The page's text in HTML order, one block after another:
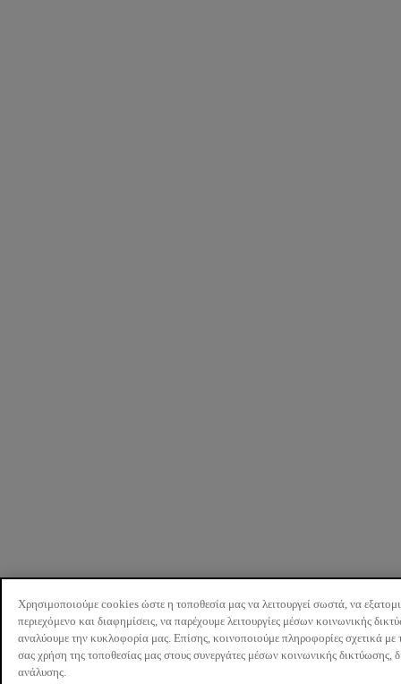
Χρησιμοποιούμε cookies ώστε η τοποθεσία μας να λειτουργεί σωστά, να
περιεχόμενο και διαφημίσεις, να παρέχουμε λειτουργίες μέσων κοινωνικής
αναλύουμε την κυκλοφορία μας. Επίσης, κοινοποιούμε πληροφορίες σχετικά με
σας χρήση της τοποθεσίας μας στους συνεργάτες μέσων κοινωνικής δικτύωσης,
ανάλυσης.